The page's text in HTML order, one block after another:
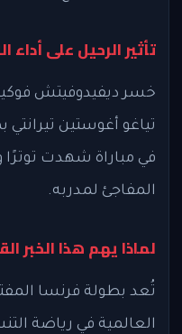
تأثير الرحيل على أداء
خسر ديفيدوفيتش
في مباراة شهدت توترًا
المفاجئ لمدربه.
لماذا يهم هذا الخبر
تُعد بطولة فرنسا
العالمية في رياضة